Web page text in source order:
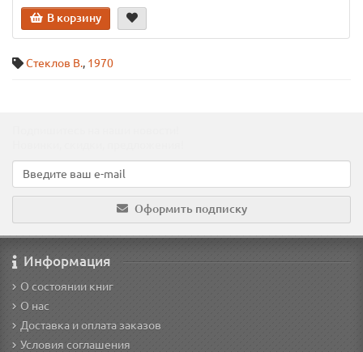
В корзину
Стеклов В., 1970
Оформить подписку
Информация
О состоянии книг
О нас
Доставка и оплата заказов
Условия соглашения